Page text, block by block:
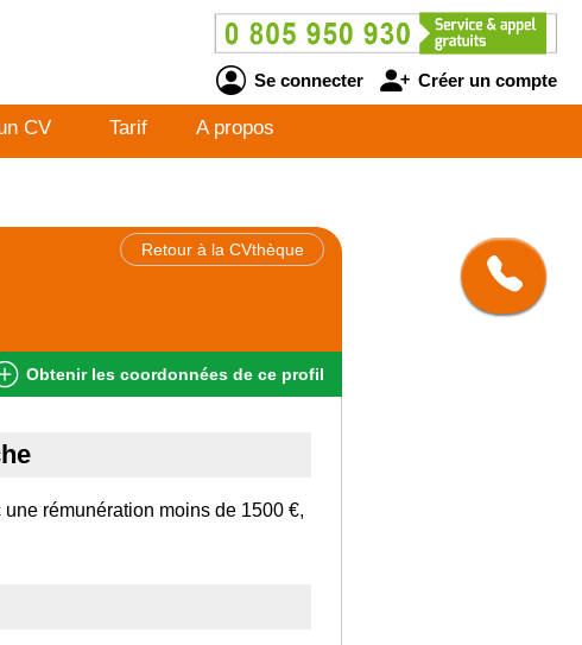
Se connecter Créer un compte
CV Tarif A propos
Retour à la CVthèque
Obtenir les coordonnées de ce profil
rémunération moins de 1500 €,